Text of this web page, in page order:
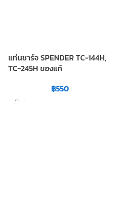
แท่นชาร์จ SPENDER TC-144H,
TC-245H ของแท้
฿550